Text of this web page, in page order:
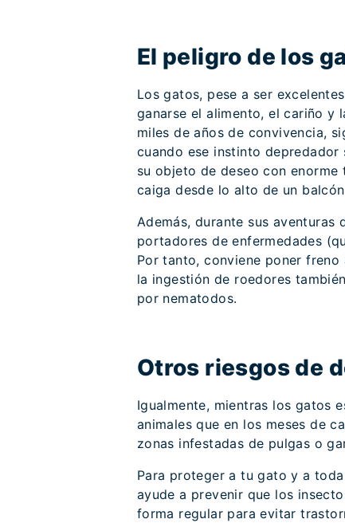
El peligro de los
Los gatos, pese a ser
ganarse el alimento, el cariño y
miles de años de convivencia,
cuando ese instinto
su objeto de deseo con
caiga desde lo alto de un
Además, durante sus
portadores de enfermedades
Por tanto, conviene poner
la ingestión de roedores
por nematodos.
Otros riesgos de
Igualmente, mientras los gatos
animales que en los meses de
zonas infestadas de pulgas o
Para proteger a tu gato y a
ayude a prevenir que los
forma regular para evitar